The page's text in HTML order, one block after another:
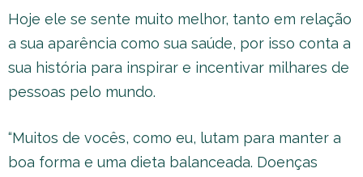
Hoje ele se sente muito melhor, tanto em relação
a sua aparência como sua saúde, por isso conta a
sua história para inspirar e incentivar milhares de
pessoas pelo mundo.
“Muitos de vocês, como eu, lutam para manter a
boa forma e uma dieta balanceada. Doenças